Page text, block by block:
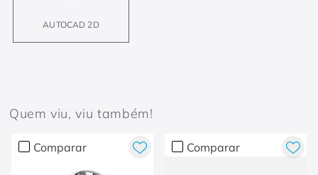
AUTOCAD 2D
Quem viu, viu também!
Comparar Comparar